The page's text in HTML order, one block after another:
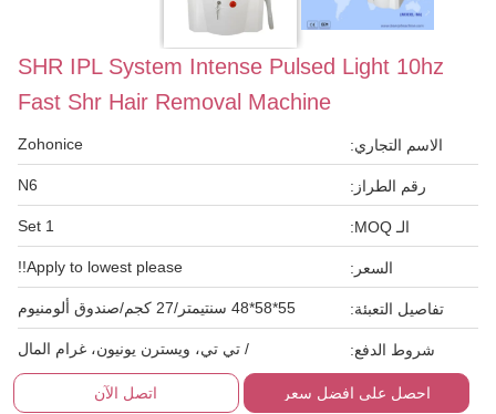
SHR IPL System Intense Pulsed Light 10hz
Fast Shr Hair Removal Machine
الاسم التجاري: Zohonice
رقم الطراز: N6
الـ MOQ: 1 Set
السعر: Apply to lowest please!!
تفاصيل التعبئة: 55*58*48 سنتيمتر/27 كجم/صندوق ألومنيوم
شروط الدفع: / تي تي، ويسترن يونيون، غرام المال
احصل على افضل سعر اتصل الآن